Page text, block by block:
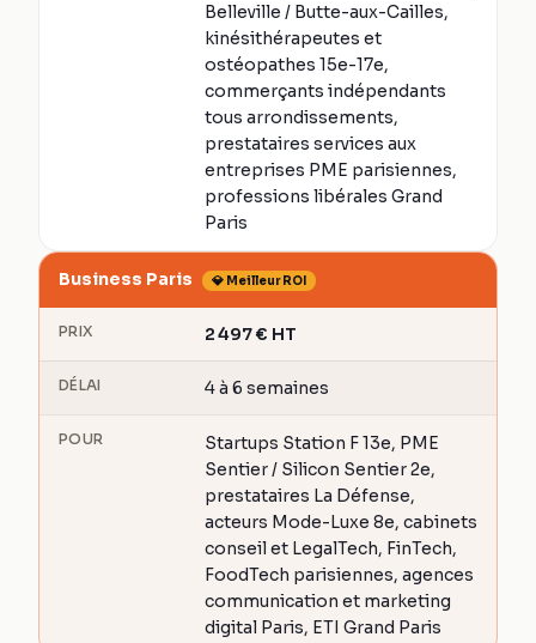
Belleville / Butte-aux-Cailles,
kinésithérapeutes et
ostéopathes 15e-17e,
commerçants indépendants
tous arrondissements,
prestataires services aux
entreprises PME parisiennes,
professions libérales Grand
Paris
Business Paris 💎 Meilleur ROI
PRIX 2 497€ HT
DÉLAI 4 à 6 semaines
POUR
Startups Station F 13e, PME
Sentier / Silicon Sentier 2e,
prestataires La Défense,
acteurs Mode-Luxe 8e, cabinets
conseil et LegalTech, FinTech,
FoodTech parisiennes, agences
communication et marketing
digital Paris, ETI Grand Paris